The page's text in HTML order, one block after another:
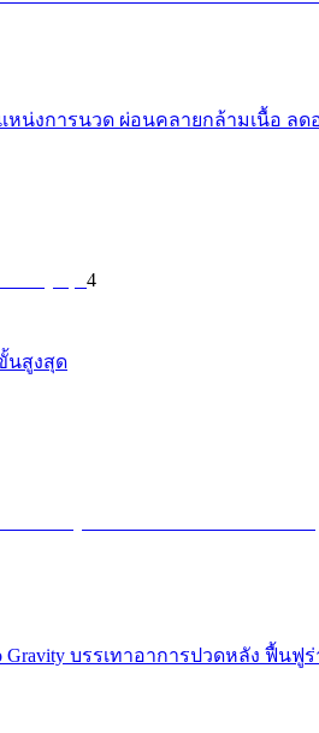
น่งการนวด ผ่อนคลายกล้ามเนื้อ ลดอ
4
นสูงสุด
Gravity บรรเทาอาการปวดหลัง ฟื้น